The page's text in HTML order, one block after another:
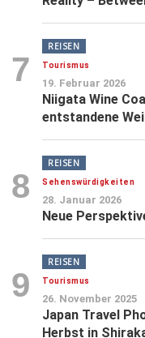
7
REISEN
Tourismus
19. Februar 2026
Niigata Wine
entstandene
8
REISEN
Sehenswürdigkeiten
28. Januar 2026
Neue
9
REISEN
Tourismus
26. November 2025
Japan Travel
Herbst in